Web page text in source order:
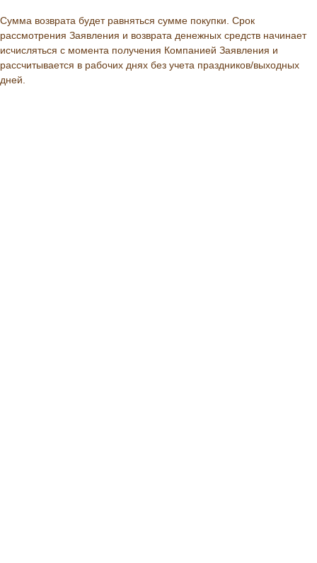
Сумма возврата будет равняться сумме покупки. Срок
рассмотрения Заявления и возврата денежных средств начинает
исчисляться с момента получения Компанией Заявления и
рассчитывается в рабочих днях без учета праздников/выходных
дней.